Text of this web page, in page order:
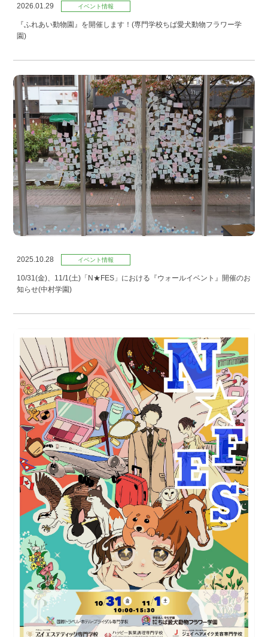
2026.01.29 イベント情報
『ふれあい動物園』を開催します！(専門学校ちば愛犬動物フラワー学
園)
2025.10.28 イベント情報
10/31(金)、11/1(土)「N★FES」における『ウォールイベント』開催のお
知らせ(中村学園)